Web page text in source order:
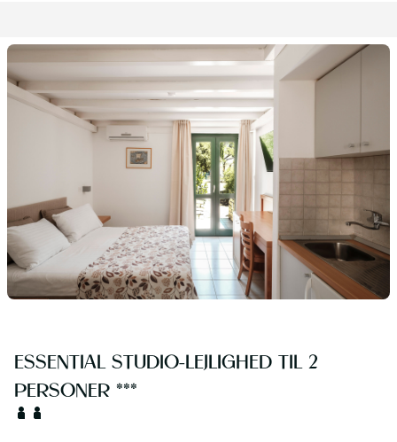
ESSENTIAL STUDIO-LEJLIGHED TIL 2
PERSONER ***